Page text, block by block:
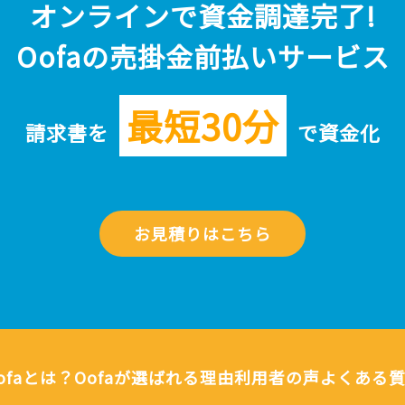
オンラインで資金調達完了!
Oofaの売掛金前払いサービス
請求書を 最短30分 で資金化
お見積りはこちら
とは？Oofaが選ばれる理由利用者の声よくある